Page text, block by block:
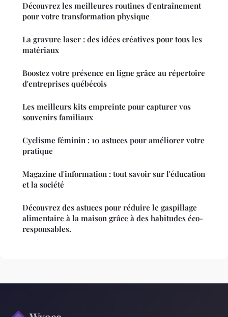
Découvrez les meilleures routines d'entraînement
pour votre transformation physique
La gravure laser : des idées créatives pour tous les
matériaux
Boostez votre présence en ligne grâce au répertoire
d'entreprises québécois
Les meilleurs kits empreinte pour capturer vos
souvenirs familiaux
Cyclisme féminin : 10 astuces pour améliorer votre
pratique
Magazine d'information : tout savoir sur l'éducation
et la société
Découvrez des astuces pour réduire le gaspillage
alimentaire à la maison grâce à des habitudes éco-
responsables.